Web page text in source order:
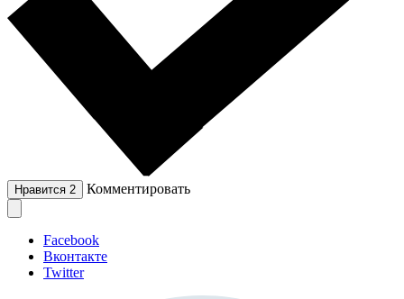
Нравится 2 Комментировать
Facebook
Вконтакте
Twitter